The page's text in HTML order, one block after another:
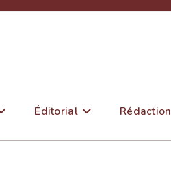
Éditorial Rédaction